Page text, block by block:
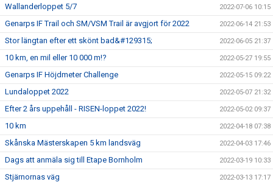
Wallanderloppet 5/7 2022-07-06 10:15
Genarps IF Trail och SM/VSM Trail är avgjort för 2022 2022-06-14 21:53
Stor längtan efter ett skönt bad&#129315; 2022-06-05 21:37
10 km, en mil eller 10 000 m!? 2022-05-27 19:55
Genarps IF Höjdmeter Challenge 2022-05-15 09:22
Lundaloppet 2022 2022-05-07 21:32
Efter 2 års uppehåll - RISEN-loppet 2022! 2022-05-02 09:37
10 km 2022-04-18 07:38
Skånska Mästerskapen 5 km landsväg 2022-04-03 17:46
Dags att anmäla sig till Etape Bornholm 2022-03-19 10:33
Stjärnornas väg 2022-03-13 17:17